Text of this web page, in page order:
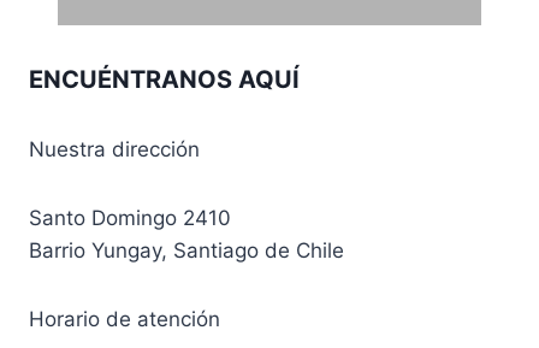
ENCUÉNTRANOS AQUÍ
Nuestra dirección
Santo Domingo 2410
Barrio Yungay, Santiago de Chile
Horario de atención